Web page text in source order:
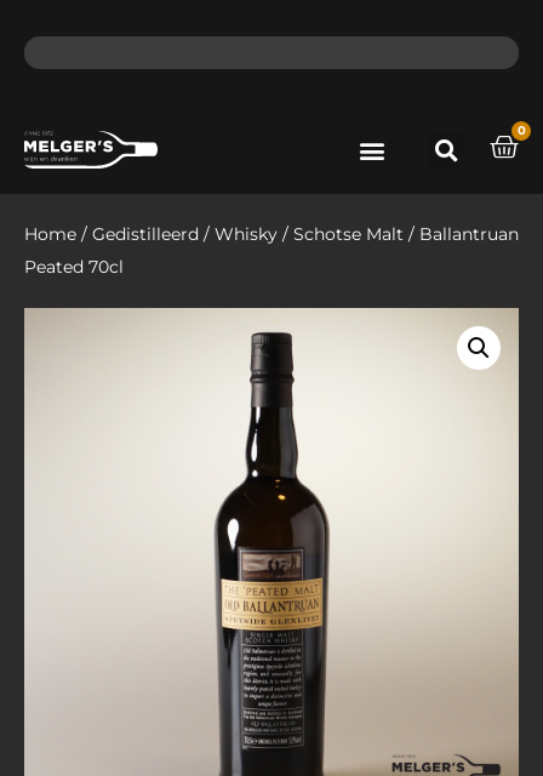
0
Home / Gedistilleerd / Whisky / Schotse Malt / Ballantruan
Peated 70cl